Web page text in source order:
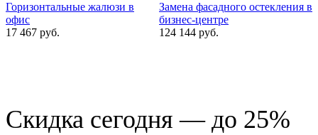
Горизонтальные жалюзи в
офис
17 467 руб.
Замена фасадного остекления в
бизнес-центре
124 144 руб.
Скидка сегодня — до 25%